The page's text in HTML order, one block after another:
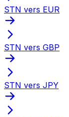
STN vers EUR
STN vers GBP
STN vers JPY